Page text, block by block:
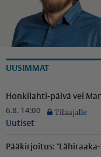
UUSIMMAT
Honkilahti-päivä vei
6.8. 14:00
Uutiset
Pääkirjoitus: